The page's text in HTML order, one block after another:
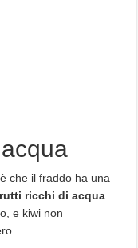
che il fraddo ha una
ricchi di acqua
e kiwi non